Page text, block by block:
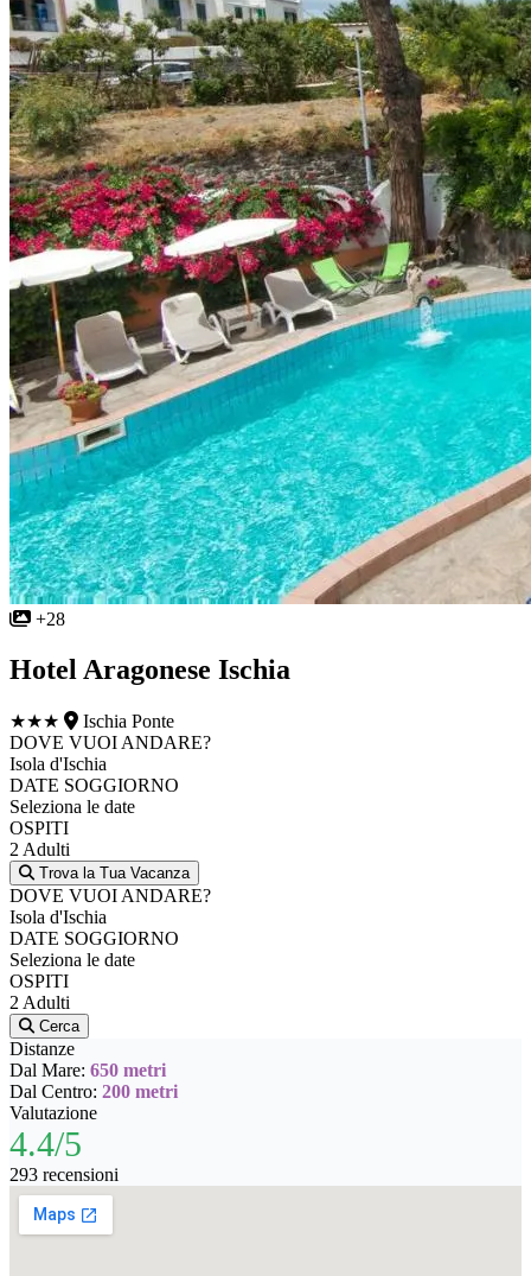
+28
Hotel Aragonese Ischia
★★★
Ischia Ponte
DOVE VUOI ANDARE?
Isola d'Ischia
DATE SOGGIORNO
Seleziona le date
OSPITI
2 Adulti
Trova la Tua Vacanza
DOVE VUOI ANDARE?
Isola d'Ischia
DATE SOGGIORNO
Seleziona le date
OSPITI
2 Adulti
Cerca
Distanze
Dal Mare: 650 metri
Dal Centro: 200 metri
Valutazione
4.4/5
293 recensioni